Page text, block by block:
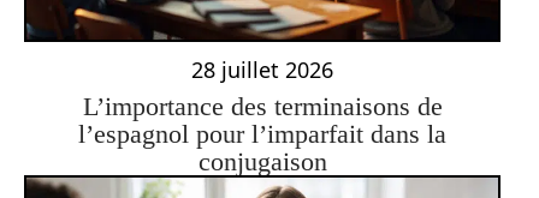
28 juillet 2026
L’importance des terminaisons de
l’espagnol pour l’imparfait dans la
conjugaison